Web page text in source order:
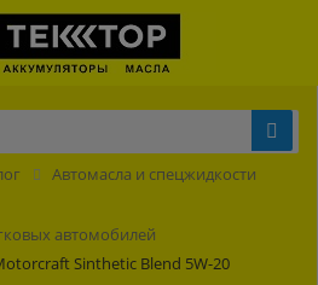
Автомасла и спецжидкости
автомобилей
Sinthetic Blend 5W-20